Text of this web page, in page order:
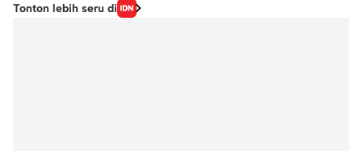
Tonton lebih seru di